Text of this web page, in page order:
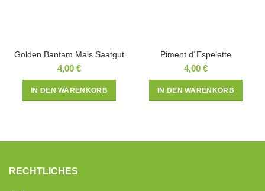
Golden Bantam Mais Saatgut
4,00 €
IN DEN WARENKORB
Piment d´Espelette
4,00 €
IN DEN WARENKORB
RECHTLICHES